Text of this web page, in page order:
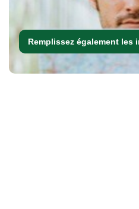
Remplissez également